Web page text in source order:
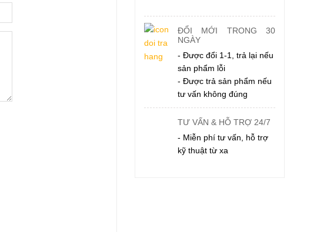
ĐỔI MỚI TRONG 30
NGÀY
- Được đổi 1-1, trả lại nếu
sản phẩm lỗi
- Được trả sản phẩm nếu
tư vấn không đúng
TƯ VẤN & HỖ TRỢ 24/7
- Miễn phí tư vấn, hỗ trợ
kỹ thuật từ xa